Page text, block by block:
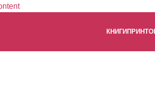
КНИГИ